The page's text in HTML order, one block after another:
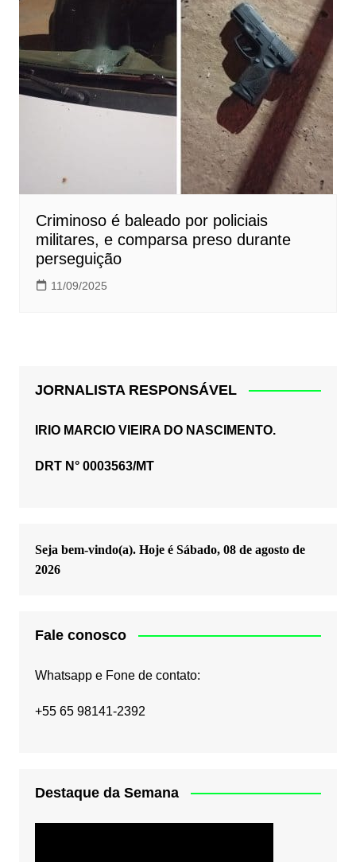
Criminoso é baleado por policiais
militares, e comparsa preso durante
perseguição
11/09/2025
JORNALISTA RESPONSÁVEL
IRIO MARCIO VIEIRA DO NASCIMENTO.
DRT N° 0003563/MT
Seja bem-vindo(a). Hoje é Sábado, 08 de agosto de
2026
Fale conosco
Whatsapp e Fone de contato:
+55 65 98141-2392
Destaque da Semana